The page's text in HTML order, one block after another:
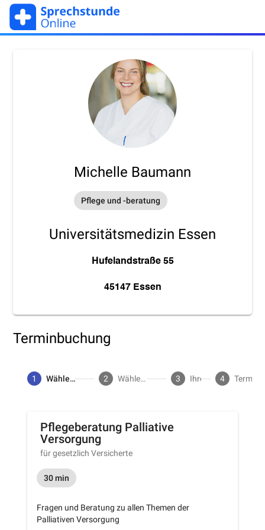
Michelle Baumann
Pflege und -beratung
Universitätsmedizin Essen
Hufelandstraße 55
45147 Essen
Terminbuchung
1 Wählen Sie die für Sie passende Leistung 2 Wählen Sie einen Zeitpunkt für Ihren Termin 3 Ihre Adresse 4
Pflegeberatung Palliative
Versorgung
für gesetzlich Versicherte
30 min
Fragen und Beratung zu allen Themen der
Palliativen Versorgung